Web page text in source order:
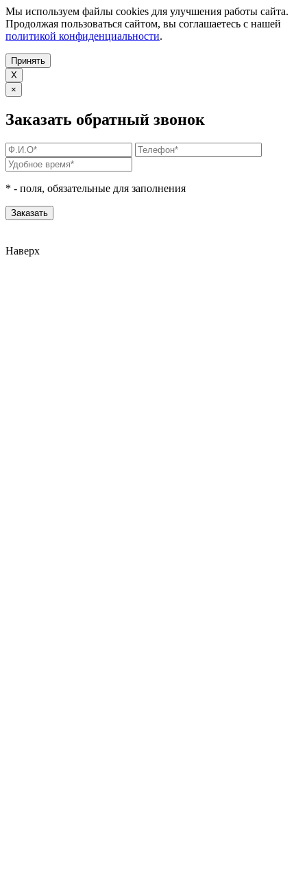
Мы используем файлы cookies для улучшения работы сайта.
Продолжая пользоваться сайтом, вы соглашаетесь с нашей
политикой конфиденциальности.
Принять
X
×
Заказать обратный звонок
* - поля, обязательные для заполнения
Наверх